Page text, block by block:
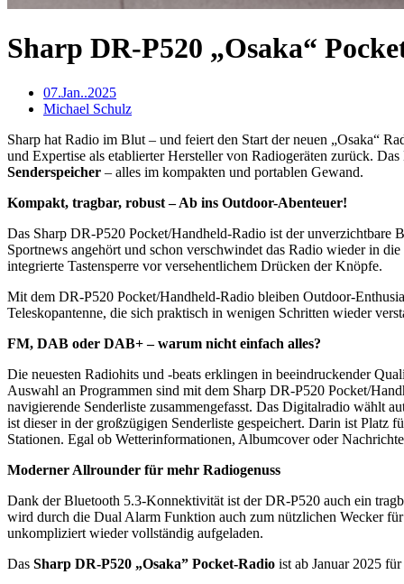
Sharp DR-P520 „Osaka“
07.Jan..2025
Michael Schulz
Sharp hat Radio im Blut – und feiert den Start der neuen „Osaka“
und Expertise als etablierter Hersteller von Radiogeräten zurück.
Senderspeicher – alles im kompakten und portablen Gewand.
Kompakt, tragbar, robust – Ab ins Outdoor-Abenteuer!
Das Sharp DR-P520 Pocket/Handheld-Radio ist der unverzichtbare
Sportnews angehört und schon verschwindet das Radio wieder in
integrierte Tastensperre vor versehentlichem Drücken der Knöpfe.
Mit dem DR-P520 Pocket/Handheld-Radio bleiben Outdoor-
Teleskopantenne, die sich praktisch in wenigen Schritten wieder
FM, DAB oder DAB+ – warum nicht einfach alles?
Die neuesten Radiohits und -beats erklingen in beeindruckender
Auswahl an Programmen sind mit dem Sharp DR-P520 Pocket/
navigierende Senderliste zusammengefasst. Das Digitalradio wählt
ist dieser in der großzügigen Senderliste gespeichert. Darin ist
Stationen. Egal ob Wetterinformationen, Albumcover oder
Moderner Allrounder für mehr Radiogenuss
Dank der Bluetooth 5.3-Konnektivität ist der DR-P520 auch ein
wird durch die Dual Alarm Funktion auch zum nützlichen Wecker
unkompliziert wieder vollständig aufgeladen.
Das Sharp DR-P520 „Osaka” Pocket-Radio ist ab Januar 2025